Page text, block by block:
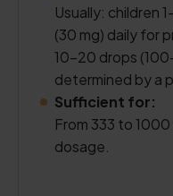
Usually: children
(30 mg) daily for
10–20 drops
determined by a
Sufficient for:
From 333 to
dosage.